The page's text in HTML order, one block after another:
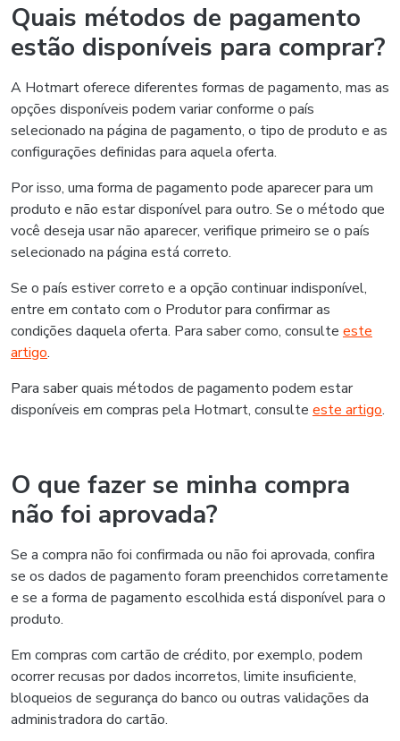
Quais métodos de pagamento
estão disponíveis para comprar?
A Hotmart oferece diferentes formas de pagamento, mas as
opções disponíveis podem variar conforme o país
selecionado na página de pagamento, o tipo de produto e as
configurações definidas para aquela oferta.
Por isso, uma forma de pagamento pode aparecer para um
produto e não estar disponível para outro. Se o método que
você deseja usar não aparecer, verifique primeiro se o país
selecionado na página está correto.
Se o país estiver correto e a opção continuar indisponível,
entre em contato com o Produtor para confirmar as
condições daquela oferta. Para saber como, consulte este
artigo.
Para saber quais métodos de pagamento podem estar
disponíveis em compras pela Hotmart, consulte este artigo.
O que fazer se minha compra
não foi aprovada?
Se a compra não foi confirmada ou não foi aprovada, confira
se os dados de pagamento foram preenchidos corretamente
e se a forma de pagamento escolhida está disponível para o
produto.
Em compras com cartão de crédito, por exemplo, podem
ocorrer recusas por dados incorretos, limite insuficiente,
bloqueios de segurança do banco ou outras validações da
administradora do cartão.